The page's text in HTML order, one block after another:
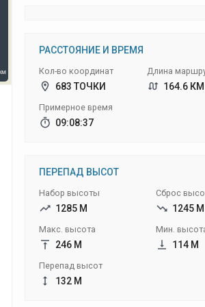
РАССТОЯНИЕ И ВРЕМЯ
Кол-во координат
683 ТОЧКИ
Примерное время
09:08:37
Длина
164.6 КМ
ПЕРЕПАД ВЫСОТ
Набор высоты
1285 М
Макс. высота
246 М
Перепад высот
132 М
Сброс
1245 М
Мин.
114 М